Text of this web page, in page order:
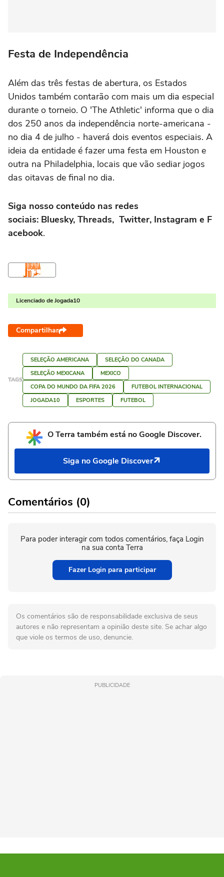
Festa de Independência
Além das três festas de abertura, os Estados
Unidos também contarão com mais um dia especial
durante o torneio. O 'The Athletic' informa que o dia
dos 250 anos da independência norte-americana -
no dia 4 de julho - haverá dois eventos especiais. A
ideia da entidade é fazer uma festa em Houston e
outra na Philadelphia, locais que vão sediar jogos
das oitavas de final no dia.
Siga nosso conteúdo nas redes
sociais: Bluesky, Threads, Twitter, Instagram e F
acebook.
Licenciado de Jogada10
Compartilhar
TAGS
SELEÇÃO AMERICANA
SELEÇÃO DO CANADA
SELEÇÃO MEXICANA
MEXICO
COPA DO MUNDO DA FIFA 2026
FUTEBOL INTERNACIONAL
JOGADA10
ESPORTES FUTEBOL
O Terra também está no Google Discover.
Siga no Google Discover
Comentários (0)
Para poder interagir com todos comentários, faça Login
na sua conta Terra
Fazer Login para participar
Os comentários são de responsabilidade exclusiva de seus
autores e não representam a opinião deste site. Se achar algo
que viole os termos de uso, denuncie.
PUBLICIDADE